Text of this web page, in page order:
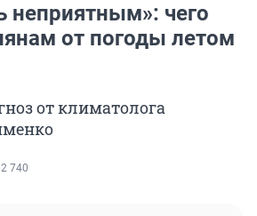
неприятным»: чего
от погоды летом
от климатолога
2 740